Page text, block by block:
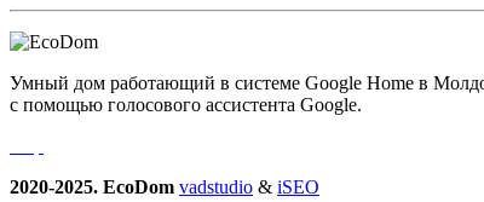
Умный дом работающий в системе Google Home в
с помощью голосового ассистента Google.
2020-2025. EcoDom vadstudio & iSEO